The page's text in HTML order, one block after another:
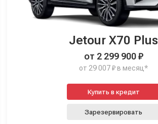
Jetour X70 Plus
от 2 299 900 ₽
от 29 007 ₽ в месяц*
Купить в кредит
Зарезервировать